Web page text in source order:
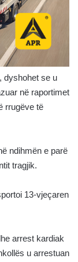
dyshohet se u
në raportimet
rrugëve të
ndihmën e parë
tragjik.
13-vjeçaren
arrest kardiak
u arrestuan